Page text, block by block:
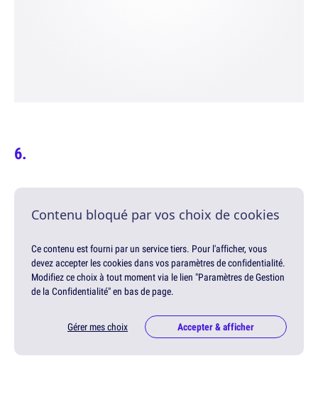
Contenu bloqué par vos choix de cookies
Ce contenu est fourni par un service tiers. Pour l'afficher, vous
devez accepter les cookies dans vos paramètres de confidentialité.
Modifiez ce choix à tout moment via le lien "Paramètres de Gestion
de la Confidentialité" en bas de page.
Gérer mes choix Accepter & afficher